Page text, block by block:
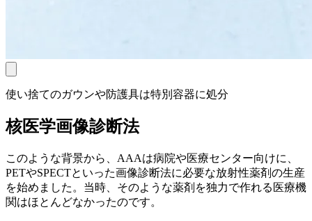
使い捨てのガウンや防護具は特別容器に処分
核医学画像診断法
このような背景から、AAAは病院や医療センター向けに、
PETやSPECTといった画像診断法に必要な放射性薬剤の生産
を始めました。当時、そのような薬剤を独力で作れる医療機
関はほとんどなかったのです。